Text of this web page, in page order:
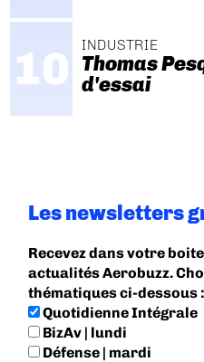
INDUSTRIE
Thomas
d'essai
Les newsletters
Recevez dans votre
actualités Aerobuzz.
thématiques ci-dessous :
Quotidienne Intégrale
BizAv | lundi
Défense | mardi